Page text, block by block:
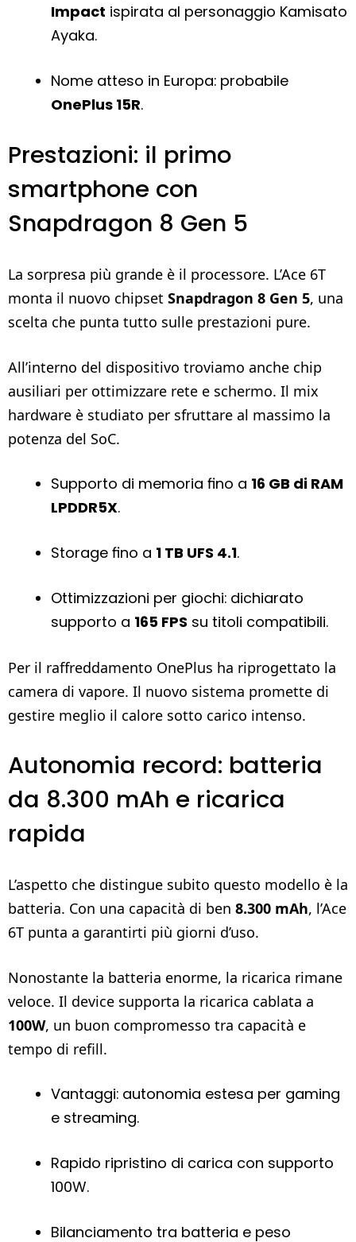
Impact ispirata al personaggio Kamisato
Ayaka.
Nome atteso in Europa: probabile
OnePlus 15R.
Prestazioni: il primo
smartphone con
Snapdragon 8 Gen 5
La sorpresa più grande è il processore. L’Ace 6T
monta il nuovo chipset Snapdragon 8 Gen 5, una
scelta che punta tutto sulle prestazioni pure.
All’interno del dispositivo troviamo anche chip
ausiliari per ottimizzare rete e schermo. Il mix
hardware è studiato per sfruttare al massimo la
potenza del SoC.
Supporto di memoria fino a 16 GB di RAM
LPDDR5X.
Storage fino a 1 TB UFS 4.1.
Ottimizzazioni per giochi: dichiarato
supporto a 165 FPS su titoli compatibili.
Per il raffreddamento OnePlus ha riprogettato la
camera di vapore. Il nuovo sistema promette di
gestire meglio il calore sotto carico intenso.
Autonomia record: batteria
da 8.300 mAh e ricarica
rapida
L’aspetto che distingue subito questo modello è la
batteria. Con una capacità di ben 8.300 mAh, l’Ace
6T punta a garantirti più giorni d’uso.
Nonostante la batteria enorme, la ricarica rimane
veloce. Il device supporta la ricarica cablata a
100W, un buon compromesso tra capacità e
tempo di refill.
Vantaggi: autonomia estesa per gaming
e streaming.
Rapido ripristino di carica con supporto
100W.
Bilanciamento tra batteria e peso